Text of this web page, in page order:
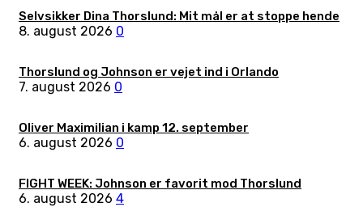
Selvsikker Dina Thorslund: Mit mål er at stoppe hende
8. august 2026 0
Thorslund og Johnson er vejet ind i Orlando
7. august 2026 0
Oliver Maximilian i kamp 12. september
6. august 2026 0
FIGHT WEEK: Johnson er favorit mod Thorslund
6. august 2026 4